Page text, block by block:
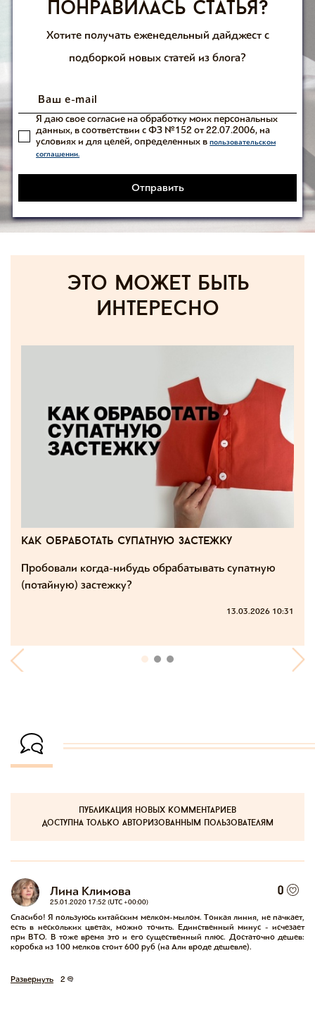
Понравилась статья?
Хотите получать еженедельный дайджест с
подборкой новых статей из блога?
Я даю свое согласие на обработку моих персональных
данных, в соответствии с ФЗ №152 от 22.07.2006, на
условиях и для целей, определенных впользовательском
соглашении.
Отправить
Это может быть
интересно
как обработать супатную застежку
Пробовали когда-нибудь обрабатывать супатную
(потайную) застежку?
13.03.2026 10:31
публикация новых комментариев
доступна только авторизованным пользователям
Лина Климова
25.01.2020 17:52 (UTC +00:00)
0
Спасибо! Я пользуюсь китайским мелком-мылом. Тонкая линия, не пачкает,
есть в нескольких цветах, можно точить. Единственный минус - исчезает
при ВТО. В тоже время это и его существенный плюс. Достаточно дешев:
коробка из 100 мелков стоит 600 руб (на Али вроде дешевле).
Развернуть 2